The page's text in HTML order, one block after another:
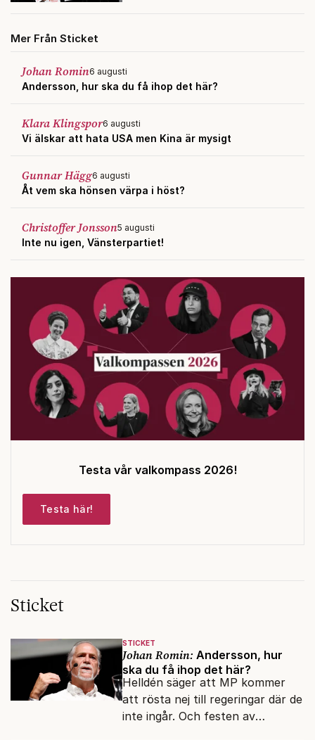
Mer Från Sticket
Johan Romin6 augusti
Andersson, hur ska du få ihop det här?
Klara Klingspor6 augusti
Vi älskar att hata USA men Kina är mysigt
Gunnar Hägg6 augusti
Åt vem ska hönsen värpa i höst?
Christoffer Jonsson5 augusti
Inte nu igen, Vänsterpartiet!
Testa vår valkompass 2026!
Testa här!
Sticket
STICKET
Johan Romin: Andersson, hur
ska du få ihop det här?
Helldén säger att MP kommer
att rösta nej till regeringar där de
inte ingår. Och festen av